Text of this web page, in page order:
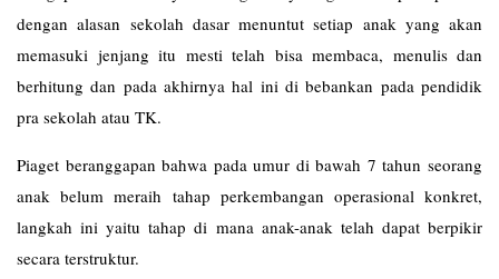
dengan alasan sekolah dasar menuntut setiap anak yang akan
memasuki jenjang itu mesti telah bisa membaca, menulis dan
berhitung dan pada akhirnya hal ini di bebankan pada pendidik
pra sekolah atau TK.
Piaget beranggapan bahwa pada umur di bawah 7 tahun seorang
anak belum meraih tahap perkembangan operasional konkret,
langkah ini yaitu tahap di mana anak-anak telah dapat berpikir
secara terstruktur.